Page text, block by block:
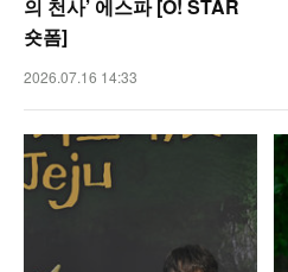
의 천사’ 에스파 [O! STAR
숏폼]
2026.07.16 14:33